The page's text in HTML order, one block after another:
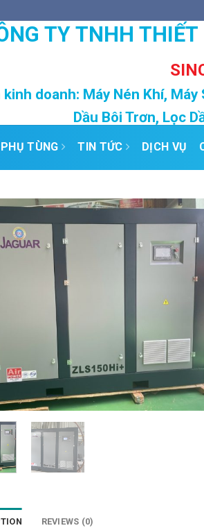
TY TNHH
kinh doanh: Máy Nén Khí,
Dầu Bôi Trơn, Lọc
PHỤ TÙNG TIN TỨC DỊCH VỤ
Add
REVIEWS (0)